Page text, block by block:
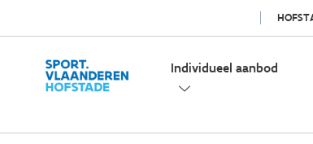
Individueel aanbod